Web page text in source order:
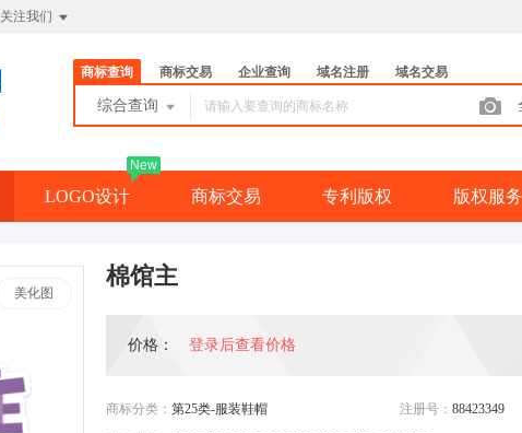
关注我们
商标查询 商标交易 企业查询 域名注册 域名交易
综合查询
LOGO设计
New
商标交易 专利版权 版权服务
美化图
棉馆主
价格： 登录后查看价格
商标分类： 第25类-服装鞋帽 注册号： 88423349